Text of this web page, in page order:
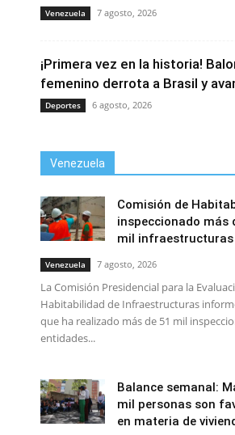
Venezuela 7 agosto, 2026
¡Primera vez en la historia!
femenino derrota a Brasil y
Deportes 6 agosto, 2026
Venezuela
Comisión de
inspeccionado más
mil infraestructuras
Venezuela 7 agosto, 2026
La Comisión Presidencial para la
Habitabilidad de Infraestructuras
que ha realizado más de 51 mil
entidades...
Balance semanal:
mil personas son
en materia de